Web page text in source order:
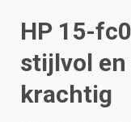
HP 15-
stijlvol
krachtig